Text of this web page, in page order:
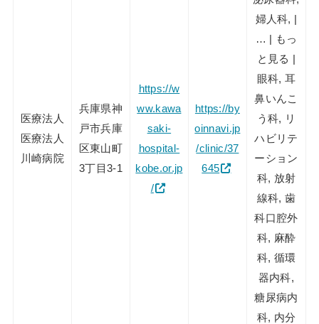
医療法人
医療法人
川崎病院
兵庫県神
戸市兵庫
区東山町
3丁目3-1
https://w
ww.kawa
saki-
hospital-
kobe.or.jp
/
https://by
oinnavi.jp
/clinic/37
645
婦人科, |
… | もっ
と見る |
眼科, 耳
鼻いんこ
う科, リ
ハビリテ
ーション
科, 放射
線科, 歯
科口腔外
科, 麻酔
科, 循環
器内科,
糖尿病内
科, 内分